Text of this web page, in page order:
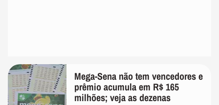
Mega-Sena não tem vencedores e
prêmio acumula em R$ 165
milhões; veja as dezenas